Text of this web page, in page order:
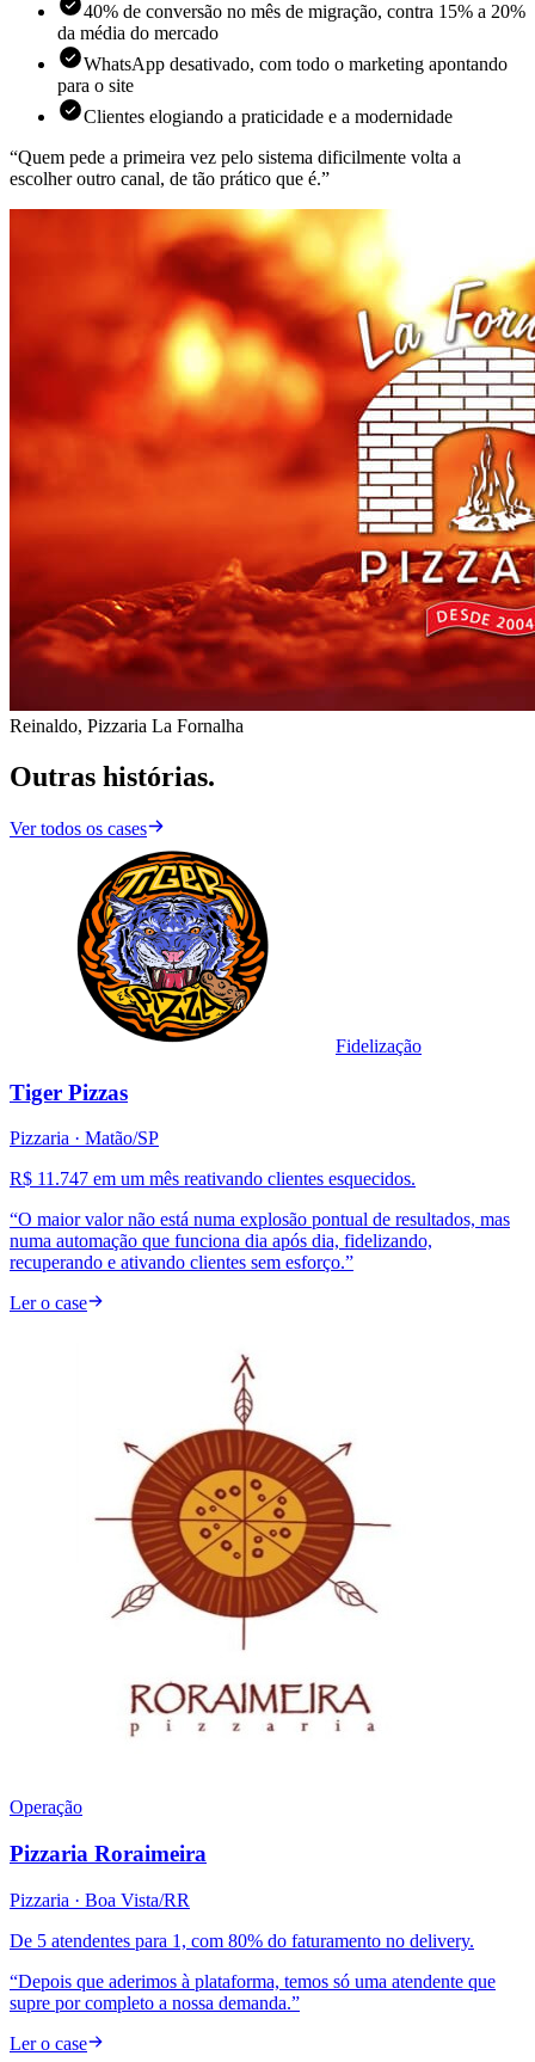
40% de conversão no mês de migração, contra 15% a 20%
da média do mercado
WhatsApp desativado, com todo o marketing apontando
para o site
Clientes elogiando a praticidade e a modernidade
“Quem pede a primeira vez pelo sistema dificilmente volta a
escolher outro canal, de tão prático que é.”
Reinaldo, Pizzaria La Fornalha
Outras histórias.
Ver todos os cases
Fidelização
Tiger Pizzas
Pizzaria · Matão/SP
R$ 11.747 em um mês reativando clientes esquecidos.
“O maior valor não está numa explosão pontual de resultados, mas
numa automação que funciona dia após dia, fidelizando,
recuperando e ativando clientes sem esforço.”
Ler o case
Operação
Pizzaria Roraimeira
Pizzaria · Boa Vista/RR
De 5 atendentes para 1, com 80% do faturamento no delivery.
“Depois que aderimos à plataforma, temos só uma atendente que
supre por completo a nossa demanda.”
Ler o case